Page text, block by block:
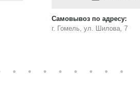
Самовывоз по адресу:
г. Гомель, ул. Шилова, 7